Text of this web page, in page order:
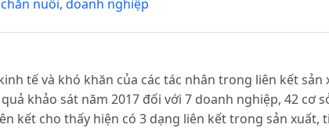
nuôi,doanh nghiệp
tế và khó khăn của các tác nhân trong liên kết sản
khảo sát năm 2017 đối với 7 doanh nghiệp, 42 cơ
kết cho thấy hiện có 3 dạng liên kết trong sản xuất,